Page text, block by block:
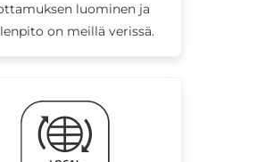
luominen ja
on meillä verissä.